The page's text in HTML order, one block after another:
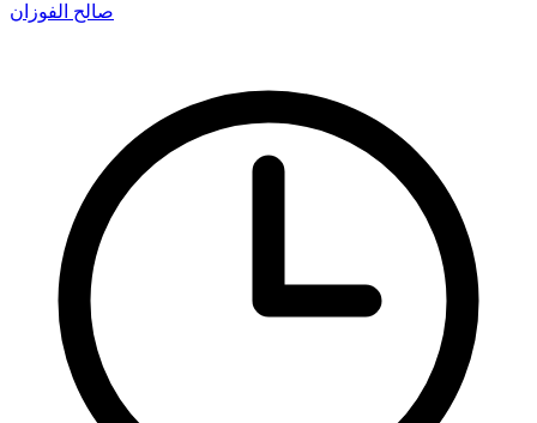
صالح الفوزان